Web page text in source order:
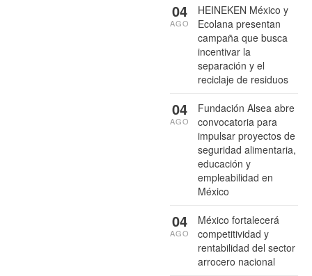
HEINEKEN México y
Ecolana presentan
campaña que busca
incentivar la
separación y el
reciclaje de residuos
04
AGO
Fundación Alsea abre
convocatoria para
impulsar proyectos de
seguridad alimentaria,
educación y
empleabilidad en
México
04
AGO
México fortalecerá
competitividad y
rentabilidad del sector
arrocero nacional
04
AGO